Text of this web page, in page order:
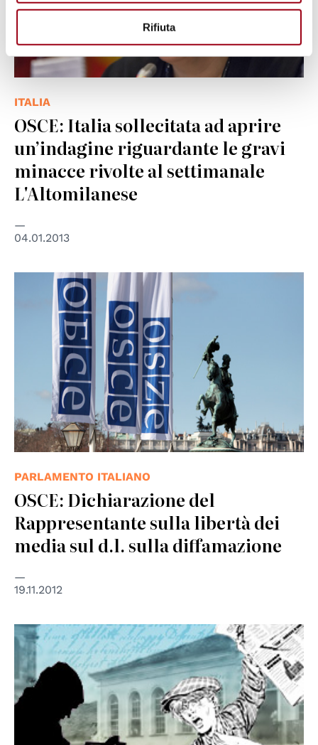
Rifiuta
ITALIA
OSCE: Italia sollecitata ad aprire
un’indagine riguardante le gravi
minacce rivolte al settimanale
L'Altomilanese
04.01.2013
© OSCE
PARLAMENTO ITALIANO
OSCE: Dichiarazione del
Rappresentante sulla libertà dei
media sul d.l. sulla diffamazione
19.11.2012
© Nazioni Unite